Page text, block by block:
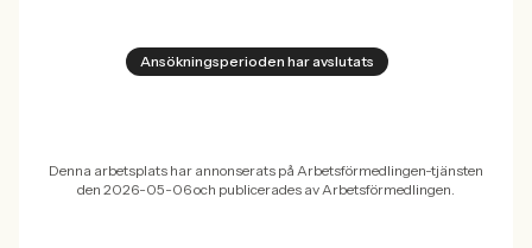
Ansökningsperioden har avslutats
Denna arbetsplats har annonserats på Arbetsförmedlingen-tjänsten
den 2026-05-06 och publicerades av Arbetsförmedlingen.